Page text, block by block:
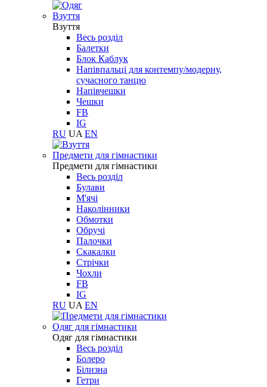
Взуття
Взуття
Весь розділ
Балетки
Блок Каблук
Напівпальці для контемпу/модерну,
сучасного танцю
Напівчешки
Чешки
FB
IG
RU UA EN
Предмети для гімнастики
Предмети для гімнастики
Весь розділ
Булави
М'ячі
Наколінники
Обмотки
Обручі
Палочки
Скакалки
Стрічки
Чохли
FB
IG
RU UA EN
Одяг для гімнастики
Одяг для гімнастики
Весь розділ
Болеро
Білизна
Гетри